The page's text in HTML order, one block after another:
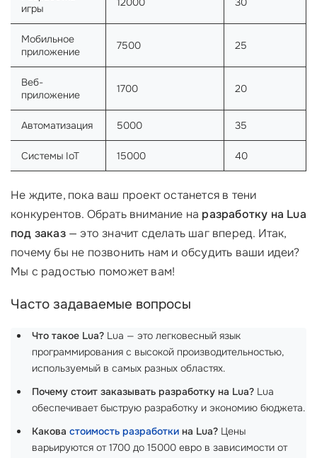
игры
Мобильное
приложение
7500 25
Веб-
приложение
1700 20
Автоматизация 5000 35
Системы IoT 15000 40
Не ждите, пока ваш проект останется в тени
конкурентов. Обрать внимание на разработку на Lua
под заказ— это значит сделать шаг вперед. Итак,
почему бы не позвонить нам и обсудить ваши идеи?
Мы с радостью поможет вам!
Часто задаваемые вопросы
Что такое Lua? Lua — это легковесный язык
программирования с высокой производительностью,
используемый в самых разных областях.
Почему стоит заказывать разработку на Lua? Lua
обеспечивает быструю разработку и экономию бюджета.
Какова стоимость разработки на Lua? Цены
варьируются от 1700 до 15000 евро в зависимости от